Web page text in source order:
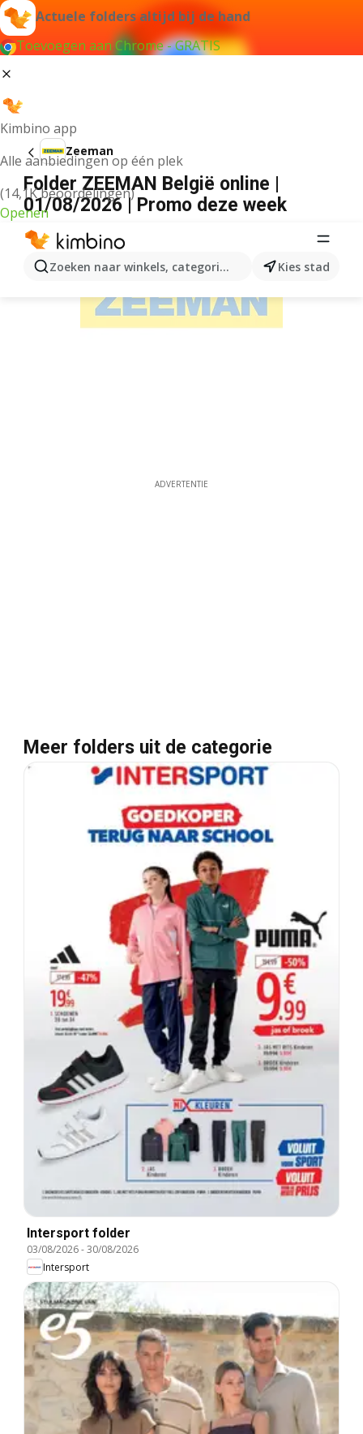
Actuele folders altijd bij de hand
Toevoegen aan Chrome - GRATIS
Kimbino app
Alle aanbiedingen op één plek
(14,1K beoordelingen)
Openen
Zoeken naar winkels, categorieën, producten...
Kies stad
Zeeman
Folder ZEEMAN België online |
01/08/2026 | Promo deze week
ADVERTENTIE
Meer folders uit de categorie
Intersport folder
03/08/2026-30/08/2026
Intersport